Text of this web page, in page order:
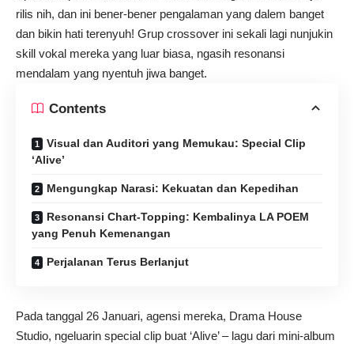
rilis nih, dan ini bener-bener pengalaman yang dalem banget
dan bikin hati terenyuh! Grup crossover ini sekali lagi nunjukin
skill vokal mereka yang luar biasa, ngasih resonansi
mendalam yang nyentuh jiwa banget.
Contents
Visual dan Auditori yang Memukau: Special Clip
‘Alive’
Mengungkap Narasi: Kekuatan dan Kepedihan
Resonansi Chart-Topping: Kembalinya LA POEM
yang Penuh Kemenangan
Perjalanan Terus Berlanjut
Pada tanggal 26 Januari, agensi mereka, Drama House
Studio, ngeluarin special clip buat ‘Alive’ – lagu dari mini-album